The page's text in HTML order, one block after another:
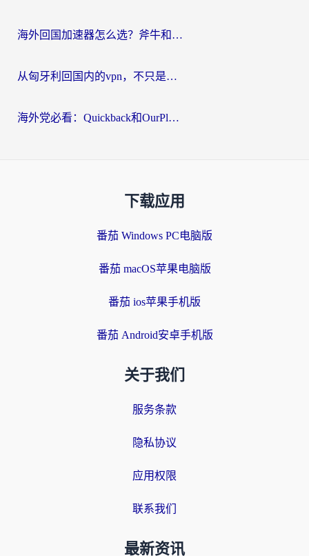
海外回国加速器怎么选？斧牛和海龟哪个好？一篇帮你避开坑的实用指南
从匈牙利回国内的vpn，不只是为了刷剧那么简单
海外党必看：Quickback和OurPlay好用吗？3分钟选对回国加速器，无缝刷剧玩游戏
下载应用
番茄 Windows PC电脑版
番茄 macOS苹果电脑版
番茄 ios苹果手机版
番茄 Android安卓手机版
关于我们
服务条款
隐私协议
应用权限
联系我们
最新资讯